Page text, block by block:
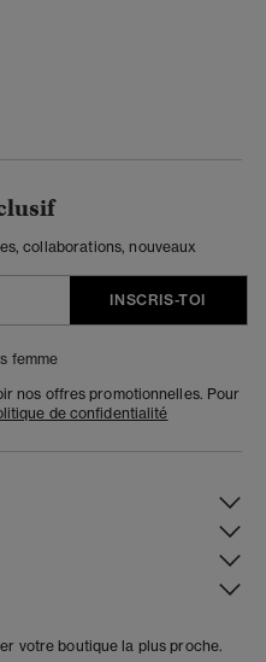
collaborations, nouveaux
INSCRIS-TOI
femme
nos offres promotionnelles. Pour
de confidentialité
votre boutique la plus proche.